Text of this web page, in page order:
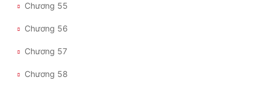
Chương 55
Chương 56
Chương 57
Chương 58